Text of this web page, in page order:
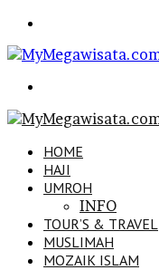
HOME
HAJI
UMROH
INFO
TOUR’S & TRAVEL
MUSLIMAH
MOZAIK ISLAM